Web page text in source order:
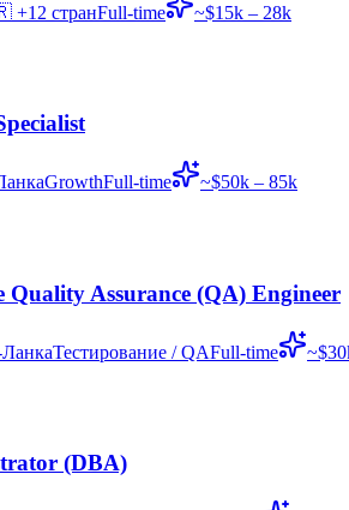
+12 странFull-time
~$15k – 28k
GrowthFull-time
~$50k – 85k
Quality Assurance (QA) Engineer
Тестирование / QAFull-time
(DBA)